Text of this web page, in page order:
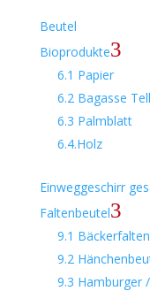
Beutel
Bioprodukte3
6.1 Papier
6.2 Bagasse
6.3 Palmblatt
6.4.Holz
Einweggeschirr
Faltenbeutel3
9.1
9.2
9.3 Hamburger